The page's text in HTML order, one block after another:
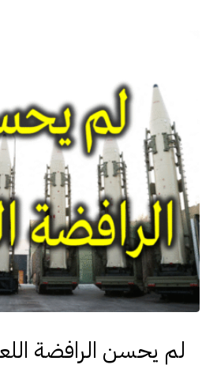
لم يحسن الرافضة